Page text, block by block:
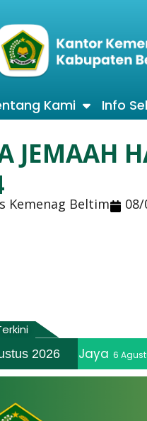
Kami Info
JEMAAH
Kemenag Beltim
2026
6 Agustus 2026